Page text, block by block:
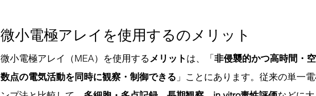
微小電極アレイを使用するのメリット
微小電極アレイ（MEA）を使用するメリットは、「非侵襲的かつ高時間・
数点の電気活動を同時に観察・制御できる 」ことにあります。従来の単一